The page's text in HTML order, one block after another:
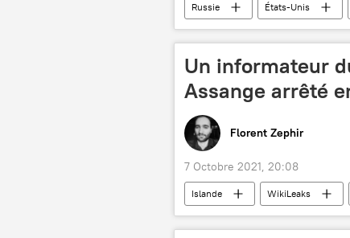
Russie États-Unis
déclaration
Un informateur
Assange arrêté
Florent Zephir
7 Octobre 2021, 20:08
Islande WikiLeaks